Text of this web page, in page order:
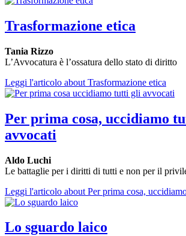
Trasformazione etica
Tania Rizzo
L’Avvocatura è l’ossatura dello stato di diritto
Leggi l'articolo about Trasformazione etica
Per prima cosa, uccidiamo
avvocati
Aldo Luchi
Le battaglie per i diritti di tutti e non per il
Leggi l'articolo about Per prima cosa,
Lo sguardo laico